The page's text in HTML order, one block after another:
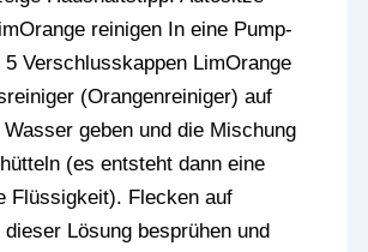
reinigen In eine Pump-
Verschlusskappen LimOrange
(Orangenreiniger) auf
geben und die Mischung
(es entsteht dann eine
Flüssigkeit). Flecken auf
Lösung besprühen und